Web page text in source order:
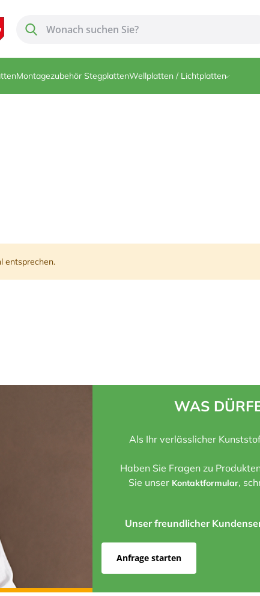
Montagezubehör StegplattenWellplatten / Lichtplatten
entsprechen.
WAS
Als Ihr verlässlicher
Haben Sie Fragen zu
Sie unser Kontaktformular,
Unser freundlicher
Anfrage starten